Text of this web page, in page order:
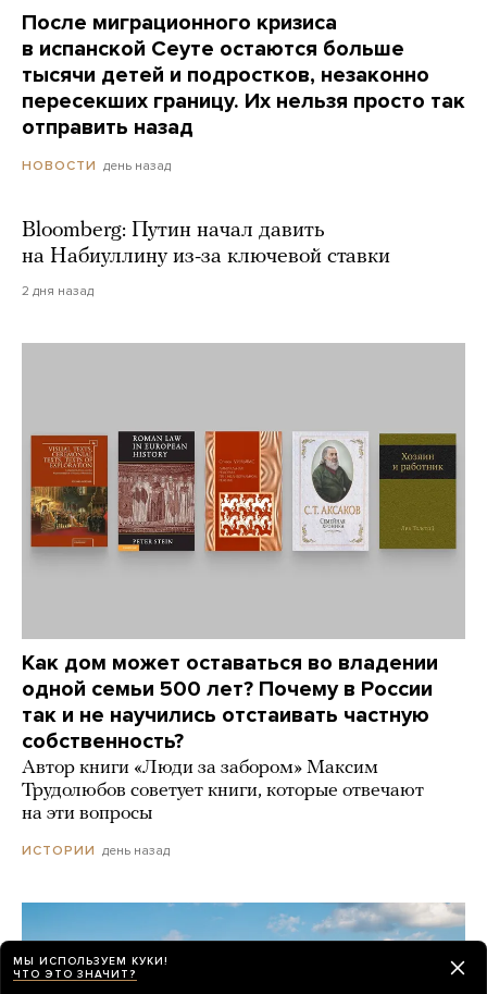
После миграционного кризиса
в испанской Сеуте остаются больше
тысячи детей и подростков, незаконно
пересекших границу. Их нельзя просто так
отправить назад
НОВОСТИ день назад
Bloomberg: Путин начал давить
на Набиуллину из-за ключевой ставки
2 дня назад
Как дом может оставаться во владении
одной семьи 500 лет? Почему в России
так и не научились отстаивать частную
собственность?
Автор книги «Люди за забором» Максим
Трудолюбов советует книги, которые отвечают
на эти вопросы
ИСТОРИИ день назад
МЫ ИСПОЛЬЗУЕМ КУКИ!
ЧТО ЭТО ЗНАЧИТ?